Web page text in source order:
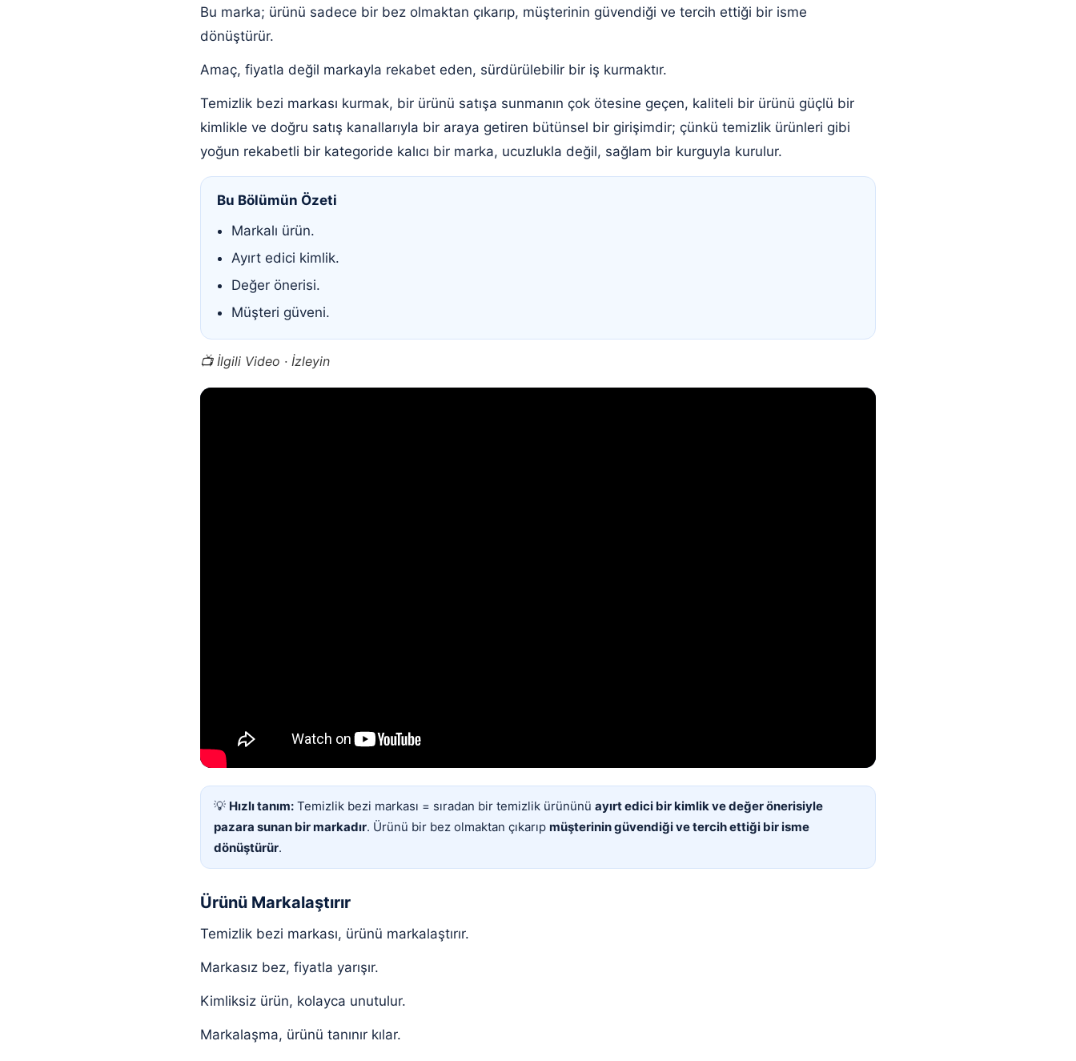
Bu marka; ürünü sadece bir bez olmaktan çıkarıp, müşterinin güvendiği ve tercih ettiği bir isme
dönüştürür.
Amaç, fiyatla değil markayla rekabet eden, sürdürülebilir bir iş kurmaktır.
Temizlik bezi markası kurmak, bir ürünü satışa sunmanın çok ötesine geçen, kaliteli bir ürünü güçlü bir
kimlikle ve doğru satış kanallarıyla bir araya getiren bütünsel bir girişimdir; çünkü temizlik ürünleri gibi
yoğun rekabetli bir kategoride kalıcı bir marka, ucuzlukla değil, sağlam bir kurguyla kurulur.
Bu Bölümün Özeti
Markalı ürün.
Ayırt edici kimlik.
Değer önerisi.
Müşteri güveni.
📺 İlgili Video · İzleyin
💡 Hızlı tanım: Temizlik bezi markası = sıradan bir temizlik ürününü ayırt edici bir kimlik ve değer önerisiyle
pazara sunan bir markadır. Ürünü bir bez olmaktan çıkarıp müşterinin güvendiği ve tercih ettiği bir isme
dönüştürür.
Ürünü Markalaştırır
Temizlik bezi markası, ürünü markalaştırır.
Markasız bez, fiyatla yarışır.
Kimliksiz ürün, kolayca unutulur.
Markalaşma, ürünü tanınır kılar.